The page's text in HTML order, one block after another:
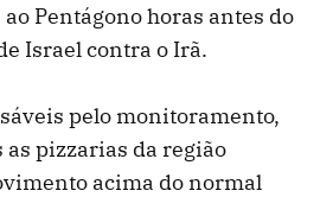
Pentágono horas antes do
Israel contra o Irã.
pelo monitoramento,
pizzarias da região
acima do normal